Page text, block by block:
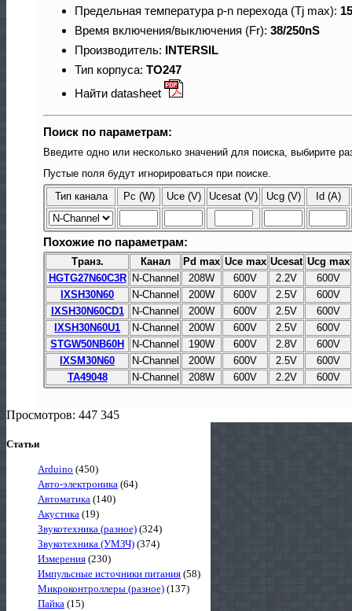
Предельная температура p-n перехода (Tj max):
Время включения/выключения (Fr): 38/250nS
Производитель: INTERSIL
Тип корпуса: TO247
Найти datasheet
Поиск по параметрам:
Введите одно или несколько значений для поиска, выбирите
Пустые поля будут игнорироваться при поиске.
Тип канала Pc (W) Uce (V) Ucesat (V) Ucg (V) Id (A)
Похожие по параметрам:
Транз. Канал Pd max Uce max Ucesat Ucg max
HGTG27N60C3R
N-Channel 208W 600V 2.2V
600V
IXSH30N60
N-Channel 200W 600V 2.5V
600V
IXSH30N60CD1
N-Channel 200W 600V 2.5V
600V
IXSH30N60U1
N-Channel 200W 600V 2.5V
600V
STGW50NB60H
N-Channel 190W 600V 2.8V
600V
IXSM30N60
N-Channel 200W 600V 2.5V
600V
TA49048
N-Channel 208W 600V 2.2V 600V
Просмотров: 447 345
Статьи
Arduino (450)
Авто-электроника (64)
Автоматика (140)
Акустика (19)
Звукотехника (разное) (324)
Звукотехника (УМЗЧ) (374)
Измерения (230)
Импульсные источники питания (58)
Микроконтроллеры (разное) (137)
Пайка (15)